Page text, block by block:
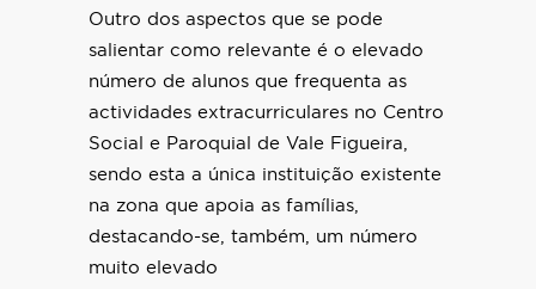
Outro dos aspectos que se pode
salientar como relevante é o elevado
número de alunos que frequenta as
actividades extracurriculares no Centro
Social e Paroquial de Vale Figueira,
sendo esta a única instituição existente
na zona que apoia as famílias,
destacando-se, também, um número
muito elevado